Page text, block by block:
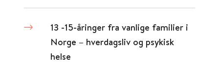
13 -15-åringer fra vanlige familier i
Norge – hverdagsliv og psykisk
helse